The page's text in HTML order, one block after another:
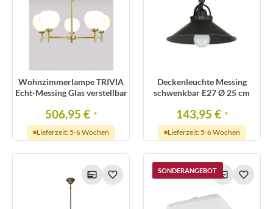
Wohnzimmerlampe TRIVIA
Echt-Messing Glas verstellbar
506,95 € *
Lieferzeit: 5-6 Wochen
Deckenleuchte Messing
schwenkbar E27 Ø 25 cm
143,95 € *
Lieferzeit: 5-6 Wochen
SONDERANGEBOT